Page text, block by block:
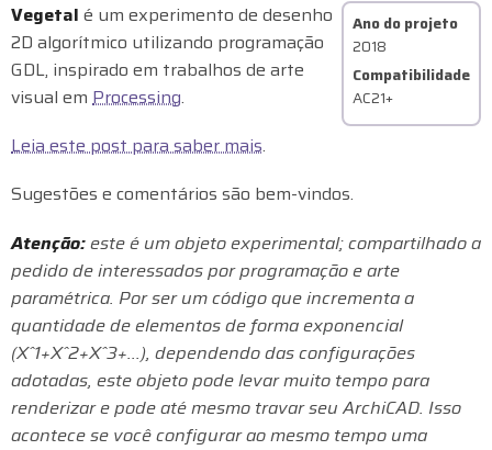
Ano do projeto
2018
Compatibilidade
AC21+
Vegetal é um experimento de desenho
2D algorítmico utilizando programação
GDL, inspirado em trabalhos de arte
visual em Processing.
Leia este post para saber mais.
Sugestões e comentários são bem-vindos.
Atenção:este é um objeto experimental; compartilhado a
pedido de interessados por programação e arte
paramétrica. Por ser um código que incrementa a
quantidade de elementos de forma exponencial
(Xˆ1+Xˆ2+Xˆ3+...), dependendo das configurações
adotadas, este objeto pode levar muito tempo para
renderizar e pode até mesmo travar seu ArchiCAD. Isso
acontece se você configurar ao mesmo tempo uma